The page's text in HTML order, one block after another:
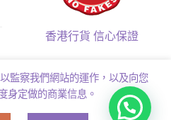
香港行貨 信心保證
監察我們網站的運作，以及向您
身定做的商業信息。